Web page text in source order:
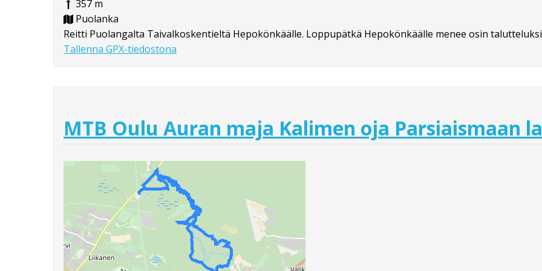
357 m
Puolanka
Reitti Puolangalta Taivalkoskentieltä Hepokönkäälle. Loppupätkä Hepokönkäälle menee osin
Tallenna GPX-tiedostona
MTB Oulu Auran maja Kalimen oja Parsiaismaan